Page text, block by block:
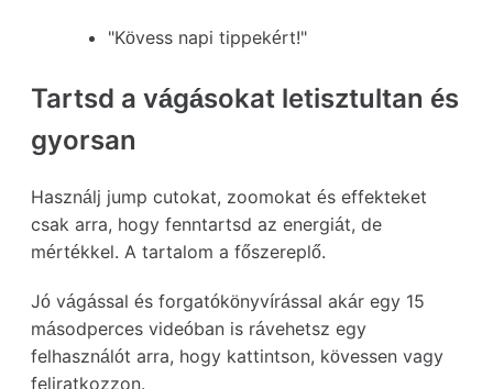
"Kövess napi tippekért!"
Tartsd a vágásokat letisztultan és
gyorsan
Használj jump cutokat, zoomokat és effekteket
csak arra, hogy fenntartsd az energiát, de
mértékkel. A tartalom a főszereplő.
Jó vágással és forgatókönyvírással akár egy 15
másodperces videóban is rávehetsz egy
felhasználót arra, hogy kattintson, kövessen vagy
feliratkozzon.